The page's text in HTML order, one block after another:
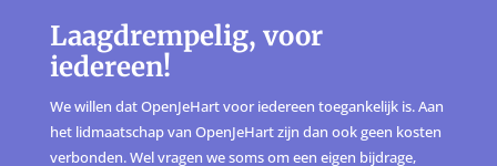
Laagdrempelig, voor
iedereen!
We willen dat OpenJeHart voor iedereen toegankelijk is. Aan
het lidmaatschap van OpenJeHart zijn dan ook geen kosten
verbonden. Wel vragen we soms om een eigen bijdrage,